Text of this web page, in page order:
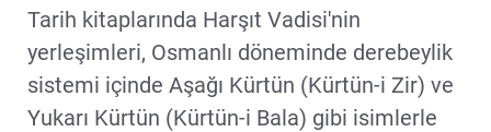
Tarih kitaplarında Harşıt Vadisi'nin
yerleşimleri, Osmanlı döneminde derebeylik
sistemi içinde Aşağı Kürtün (Kürtün-i Zir) ve
Yukarı Kürtün (Kürtün-i Bala) gibi isimlerle